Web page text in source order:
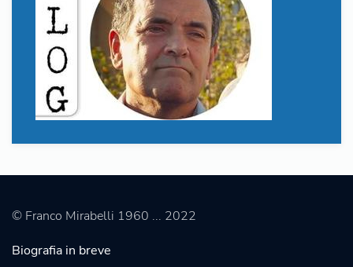
© Franco Mirabelli 1960 ... 2022
Biografia in breve